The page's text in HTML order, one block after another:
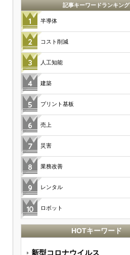
記事キーワードランキング
半導体
コスト削減
人工知能
建築
プリント基板
売上
災害
業務改善
レンタル
ロボット
HOTキーワード
新型コロナウイルス